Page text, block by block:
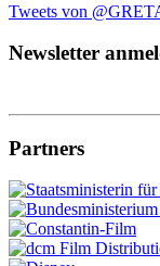
Tweets von
Newsletter
Partners